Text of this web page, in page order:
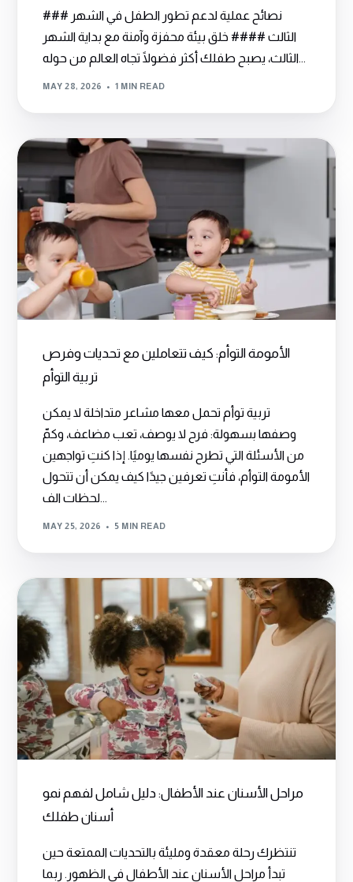
### نصائح عملية لدعم تطور الطفل في الشهر
الثالث #### خلق بيئة محفزة وآمنة مع بداية الشهر
الثالث، يصبح طفلك أكثر فضولًا تجاه العالم من حوله...
MAY 28, 2026 1 MIN READ
الأمومة التوأم: كيف تتعاملين مع تحديات وفرص
تربية التوأم
تربية توأم تحمل معها مشاعر متداخلة لا يمكن
وصفها بسهولة: فرح لا يوصف، تعب مضاعف، وكمّ
من الأسئلة التي تطرح نفسها يوميًا. إذا كنتِ تواجهين
الأمومة التوأم، فأنتِ تعرفين جيدًا كيف يمكن أن تتحول
لحظات الف...
MAY 25, 2026 5 MIN READ
مراحل الأسنان عند الأطفال: دليل شامل لفهم نمو
أسنان طفلك
تنتظرك رحلة معقدة ومليئة بالتحديات الممتعة حين
تبدأ مراحل الأسنان عند الأطفال في الظهور. ربما